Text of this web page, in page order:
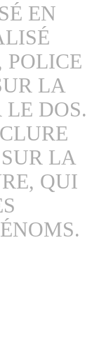
EN
POLICE
LA
LE DOS.
LA
QUI